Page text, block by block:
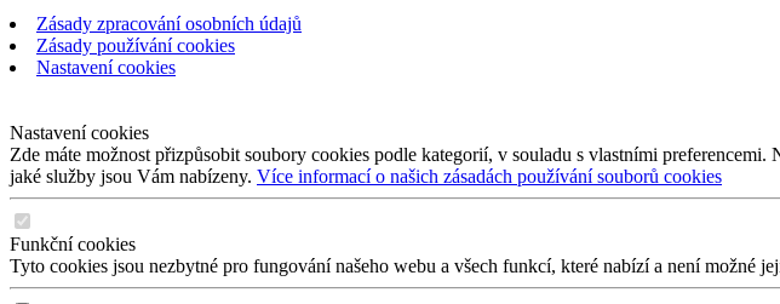
Zásady zpracování osobních údajů
Zásady používání cookies
Nastavení cookies
Nastavení cookies
Zde máte možnost přizpůsobit soubory cookies podle kategorií, v souladu s vlastními
jaké služby jsou Vám nabízeny. Více informací o našich zásadách používání souborů cookies
Funkční cookies
Tyto cookies jsou nezbytné pro fungování našeho webu a všech funkcí, které nabízí a není možné